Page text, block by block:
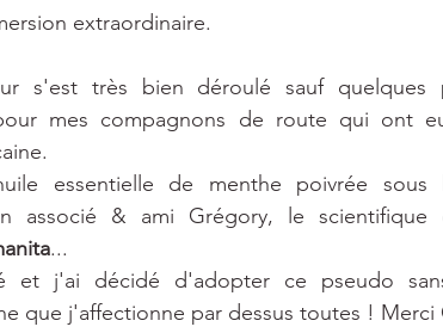
extraordinaire.
s'est très bien déroulé sauf quelques
mes compagnons de route qui ont
essentielle de menthe poivrée
associé & ami Grégory, le
...
et j'ai décidé d'adopter ce pseudo
que j'affectionne par dessus toutes ! Merci